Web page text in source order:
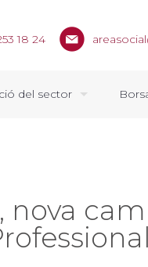
del sector
18 24
nova